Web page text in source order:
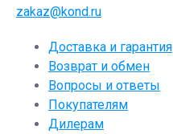
zakaz@kond.ru
Доставка и гарантия
Возврат и обмен
Вопросы и ответы
Покупателям
Дилерам